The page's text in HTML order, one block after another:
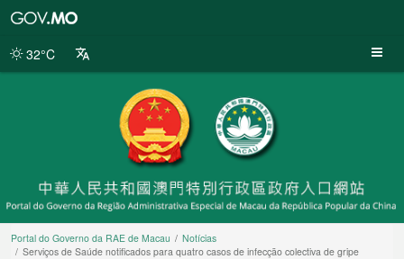
da
32°C
Portal do Governo da RAE de Macau
Notícias
Serviços de Saúde notificados para quatro casos de infecção colectiva de gripe